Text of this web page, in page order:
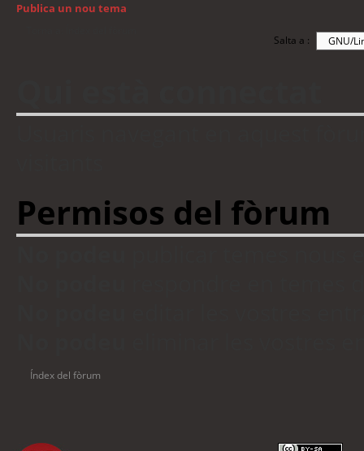
Publica un nou tema
Salta a :
Permisos del fòrum
Índex del fòrum